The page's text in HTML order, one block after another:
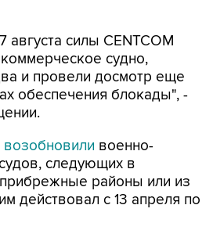
августа силы CENTCOM
судно,
и провели досмотр еще
обеспечения блокады", -
возобновили военно-
следующих в
районы или из
действовал с 13 апреля по